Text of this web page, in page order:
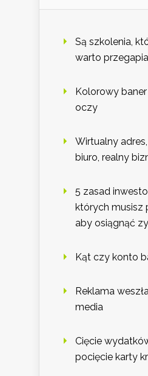
Są szkolenia,
warto
Kolorowy
oczy
Wirtualny
biuro, realny
5 zasad
których musisz
aby osiągnąć
Kąt czy konto
Reklama
media
Cięcie
pocięcie karty